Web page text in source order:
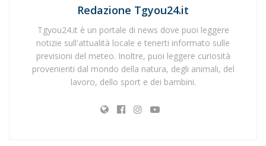
Redazione Tgyou24.it
Tgyou24.it è un portale di news dove puoi leggere
notizie sull'attualità locale e tenerti informato sulle
previsioni del meteo. Inoltre, puoi leggere curiosità
provenienti dal mondo della natura, degli animali, del
lavoro, dello sport e dei bambini.